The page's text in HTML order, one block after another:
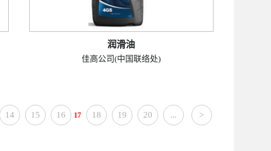
润滑油
佳高公司(中国联络处)
14 15 16 17 18 19 20 ... >